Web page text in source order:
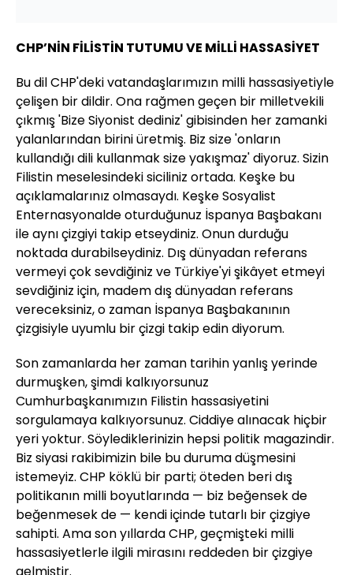
CHP’NİN FİLİSTİN TUTUMU VE MİLLİ HASSASİYET
Bu dil CHP'deki vatandaşlarımızın milli hassasiyetiyle
çelişen bir dildir. Ona rağmen geçen bir milletvekili
çıkmış 'Bize Siyonist dediniz' gibisinden her zamanki
yalanlarından birini üretmiş. Biz size 'onların
kullandığı dili kullanmak size yakışmaz' diyoruz. Sizin
Filistin meselesindeki siciliniz ortada. Keşke bu
açıklamalarınız olmasaydı. Keşke Sosyalist
Enternasyonalde oturduğunuz İspanya Başbakanı
ile aynı çizgiyi takip etseydiniz. Onun durduğu
noktada durabilseydiniz. Dış dünyadan referans
vermeyi çok sevdiğiniz ve Türkiye'yi şikâyet etmeyi
sevdiğiniz için, madem dış dünyadan referans
vereceksiniz, o zaman İspanya Başbakanının
çizgisiyle uyumlu bir çizgi takip edin diyorum.
Son zamanlarda her zaman tarihin yanlış yerinde
durmuşken, şimdi kalkıyorsunuz
Cumhurbaşkanımızın Filistin hassasiyetini
sorgulamaya kalkıyorsunuz. Ciddiye alınacak hiçbir
yeri yoktur. Söylediklerinizin hepsi politik magazindir.
Biz siyasi rakibimizin bile bu duruma düşmesini
istemeyiz. CHP köklü bir parti; öteden beri dış
politikanın milli boyutlarında — biz beğensek de
beğenmesek de — kendi içinde tutarlı bir çizgiye
sahipti. Ama son yıllarda CHP, geçmişteki milli
hassasiyetlerle ilgili mirasını reddeden bir çizgiye
gelmiştir.